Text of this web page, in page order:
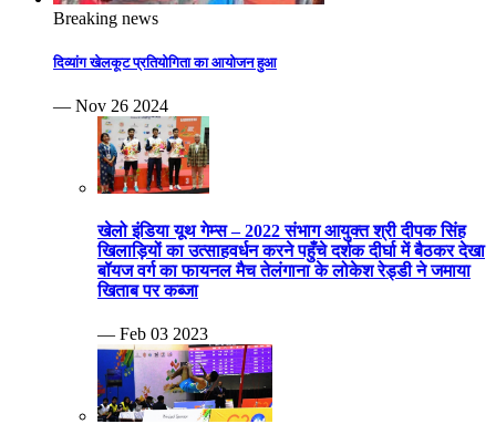
Breaking news
दिव्यांग खेलकूट प्रतियोगिता का आयोजन हुआ
— Nov 26 2024
खेलो इंडिया यूथ गेम्स – 2022 संभाग आयुक्त श्री दीपक सिंह
खिलाड़ियों का उत्साहवर्धन करने पहुँचे दर्शक दीर्घा में बैठकर देखा
बॉयज वर्ग का फायनल मैच तेलंगाना के लोकेश रेड्डी ने जमाया
खिताब पर कब्जा
— Feb 03 2023